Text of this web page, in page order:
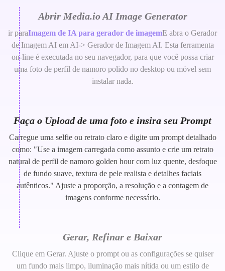
Abrir Media.io AI Image Generator
ir paraImagem de IA para gerador de imagemE abra o Gerador
de Imagem AI em AI-> Gerador de Imagem AI. Esta ferramenta
on-line é executada no seu navegador, para que você possa criar
uma foto de perfil de namoro polido no desktop ou móvel sem
instalar nada.
Faça o Upload de uma foto e insira seu Prompt
Carregue uma selfie ou retrato claro e digite um prompt detalhado
como: "Use a imagem carregada como assunto e crie um retrato
natural de perfil de namoro golden hour com luz quente, desfoque
de fundo suave, textura de pele realista e detalhes faciais
autênticos." Ajuste a proporção, a resolução e a contagem de
imagens conforme necessário.
Gerar, Refinar e Baixar
Clique em Gerar. Ajuste o prompt ou as configurações se quiser
um fundo mais limpo, iluminação mais nítida ou um estilo de